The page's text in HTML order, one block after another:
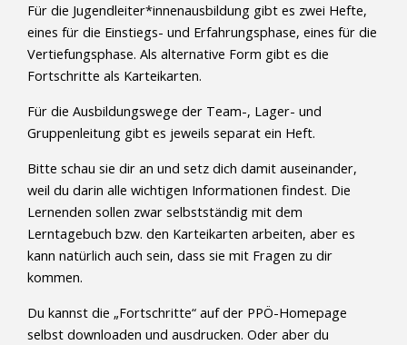
Für die Jugendleiter*innenausbildung gibt es zwei Hefte,
eines für die Einstiegs- und Erfahrungsphase, eines für die
Vertiefungsphase. Als alternative Form gibt es die
Fortschritte als Karteikarten.
Für die Ausbildungswege der Team-, Lager- und
Gruppenleitung gibt es jeweils separat ein Heft.
Bitte schau sie dir an und setz dich damit auseinander,
weil du darin alle wichtigen Informationen findest. Die
Lernenden sollen zwar selbstständig mit dem
Lerntagebuch bzw. den Karteikarten arbeiten, aber es
kann natürlich auch sein, dass sie mit Fragen zu dir
kommen.
Du kannst die „Fortschritte“ auf der PPÖ-Homepage
selbst downloaden und ausdrucken. Oder aber du